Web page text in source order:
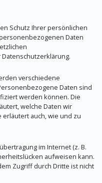
Schutz Ihrer persönlichen
Daten
verschiedene
Daten sind
werden können. Die
welche Daten wir
auch, wie und zu
im Internet (z. B.
aufweisen kann.
Zugriff durch Dritte ist nicht